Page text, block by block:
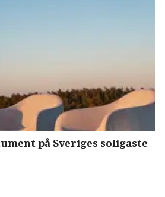
på Sveriges soligaste